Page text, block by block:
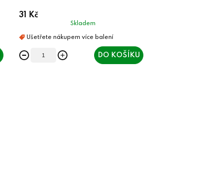
31 Kč
Skladem
DO KOŠÍKU